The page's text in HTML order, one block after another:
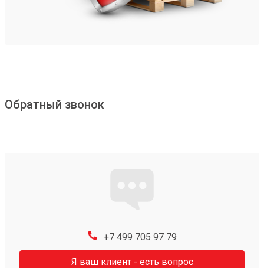
Обратный звонок
+7 499 705 97 79
Я ваш клиент - есть вопрос